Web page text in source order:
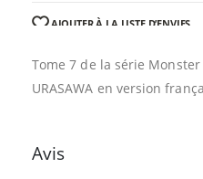
AJOUTER À LA LISTE D’ENVIES
Tome 7 de la série
URASAWA en version
Avis